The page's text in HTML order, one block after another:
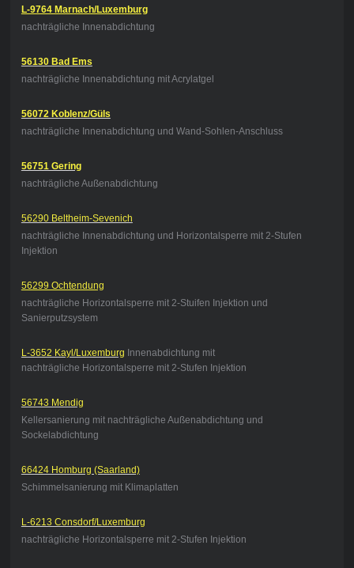
L-9764 Marnach/Luxemburg
nachträgliche Innenabdichtung
56130 Bad Ems
nachträgliche Innenabdichtung mit Acrylatgel
56072 Koblenz/Güls
nachträgliche Innenabdichtung und Wand-Sohlen-Anschluss
56751 Gering
nachträgliche Außenabdichtung
56290 Beltheim-Sevenich
nachträgliche Innenabdichtung und Horizontalsperre mit 2-Stufen
Injektion
56299 Ochtendung
nachträgliche Horizontalsperre mit 2-Stuifen Injektion und
Sanierputzsystem
L-3652 Kayl/Luxemburg Innenabdichtung mit
nachträgliche Horizontalsperre mit 2-Stufen Injektion
56743 Mendig
Kellersanierung mit nachträgliche Außenabdichtung und
Sockelabdichtung
66424 Homburg (Saarland)
Schimmelsanierung mit Klimaplatten
L-6213 Consdorf/Luxemburg
nachträgliche Horizontalsperre mit 2-Stufen Injektion